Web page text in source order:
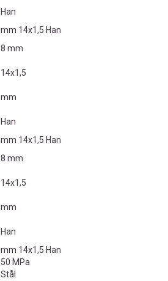
Han
mm 14x1,5 Han
8 mm
14x1,5
mm
Han
mm 14x1,5 Han
8 mm
14x1,5
mm
Han
mm 14x1,5 Han
50 MPa
Stål